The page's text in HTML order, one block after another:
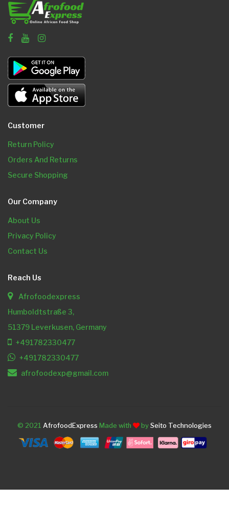
Customer
Return Policy
Orders And Returns
Secure Shopping
Our Company
About Us
Privacy Policy
Contact Us
Reach Us
Afrofoodexpress
Humboldtstraße 3,
51379 Leverkusen, Germany
+491782330477
+491782330477
afrofoodexp@gmail.com
© 2021 AfrofoodExpress Made with bySeito Technologies